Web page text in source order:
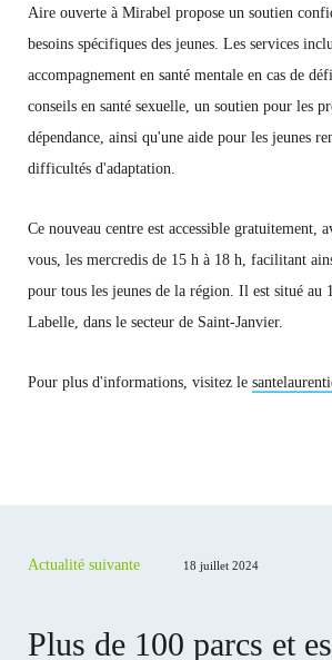
Aire ouverte à Mirabel propose un soutien
besoins spécifiques des jeunes. Les services
accompagnement en santé mentale en cas de
conseils en santé sexuelle, un soutien pour les
dépendance, ainsi qu'une aide pour les jeunes
difficultés d'adaptation.
Ce nouveau centre est accessible gratuitement,
vous, les mercredis de 15 h à 18 h, facilitant
pour tous les jeunes de la région. Il est situé au
Labelle, dans le secteur de Saint-Janvier.
Pour plus d'informations, visitez le
Actualité suivante 18 juillet 2024
Plus de 100 parcs et